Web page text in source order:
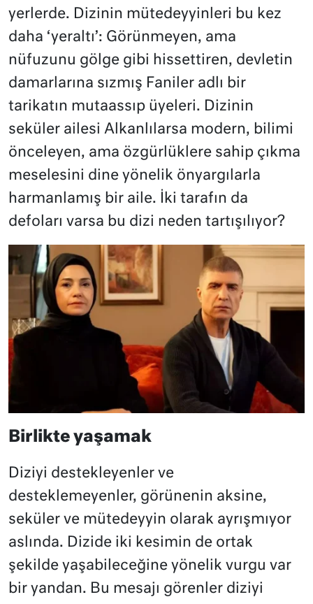
yerlerde. Dizinin mütedeyyinleri bu kez
daha ‘yeraltı’: Görünmeyen, ama
nüfuzunu gölge gibi hissettiren, devletin
damarlarına sızmış Faniler adlı bir
tarikatın mutaassıp üyeleri. Dizinin
seküler ailesi Alkanlılarsa modern, bilimi
önceleyen, ama özgürlüklere sahip çıkma
meselesini dine yönelik önyargılarla
harmanlamış bir aile. İki tarafın da
defoları varsa bu dizi neden tartışılıyor?
Birlikte yaşamak
Diziyi destekleyenler ve
desteklemeyenler, görünenin aksine,
seküler ve mütedeyyin olarak ayrışmıyor
aslında. Dizide iki kesimin de ortak
şekilde yaşabileceğine yönelik vurgu var
bir yandan. Bu mesajı görenler diziyi